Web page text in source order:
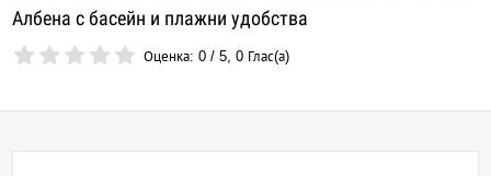
Албена с басейн и плажни удобства
Оценка:0 /5,0 Глас(а)